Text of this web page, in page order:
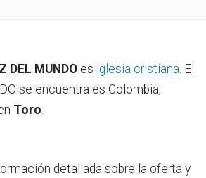
DEL MUNDO es iglesia cristiana . El
se encuentra es Colombia,
Toro
detallada sobre la oferta y